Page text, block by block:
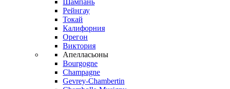
Шампань
Рейнгау
Токай
Калифорния
Орегон
Виктория
Апелласьоны
Bourgogne
Champagne
Gevrey-Chambertin